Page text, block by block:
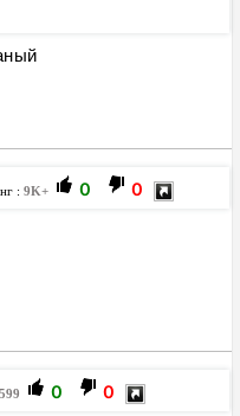
: 9K+ 0 0
599 0 0